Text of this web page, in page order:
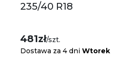
235/40 R18
481zł/szt.
Dostawa za 4 dniWtorek